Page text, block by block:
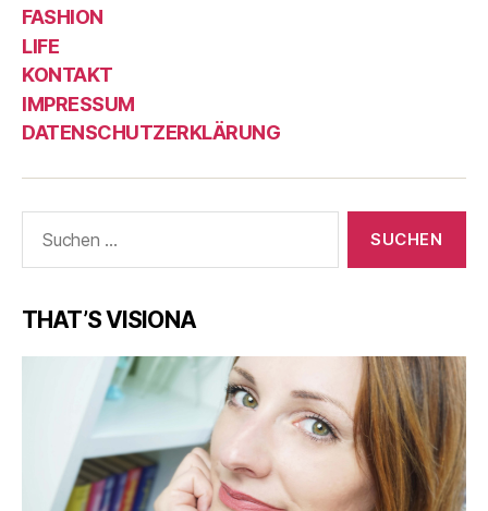
FASHION
LIFE
KONTAKT
IMPRESSUM
DATENSCHUTZERKLÄRUNG
nach:
THAT’S VISIONA